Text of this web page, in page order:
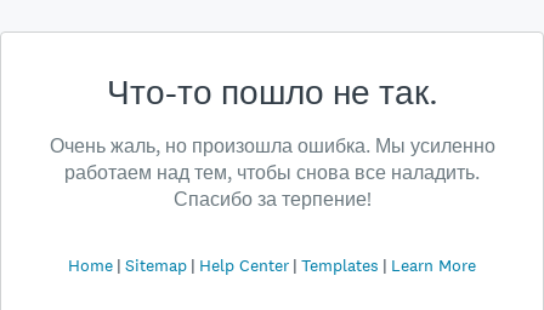
Что-то пошло не так.
Очень жаль, но произошла ошибка. Мы усиленно
работаем над тем, чтобы снова все наладить.
Спасибо за терпение!
Home Sitemap Help Center Templates Learn More